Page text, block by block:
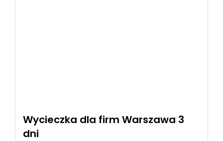
Wycieczka dla firm Warszawa 3
dni